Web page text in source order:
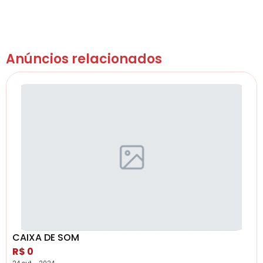
Anúncios relacionados
CAIXA DE SOM
R$ 0